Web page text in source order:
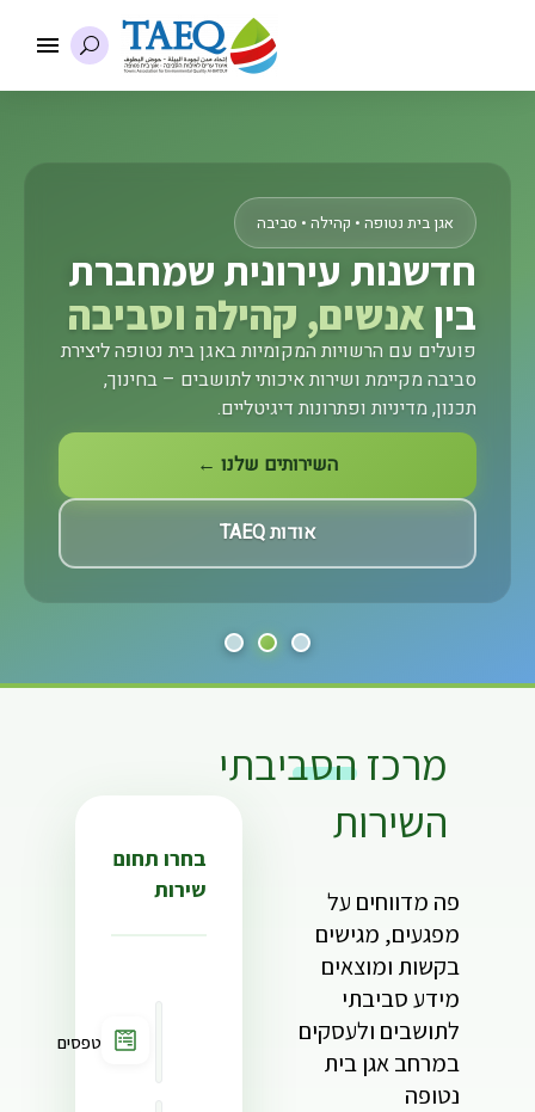
אגן בית נטופה • קהילה • סביבה
חדשנות עירונית שמחברת
בין אנשים, קהילה וסביבה
פועלים עם הרשויות המקומיות באגן בית נטופה ליצירת
סביבה מקיימת ושירות איכותי לתושבים – בחינוך,
תכנון, מדיניות ופתרונות דיגיטליים.
השירותים שלנו ←
אודות TAEQ
מרכז
השירות
הסביבתי
פה מדווחים על
מפגעים, מגישים
בקשות ומוצאים
מידע סביבתי
לתושבים ולעסקים
במרחב אגן בית
נטופה
בחרו תחום
שירות
טפסים